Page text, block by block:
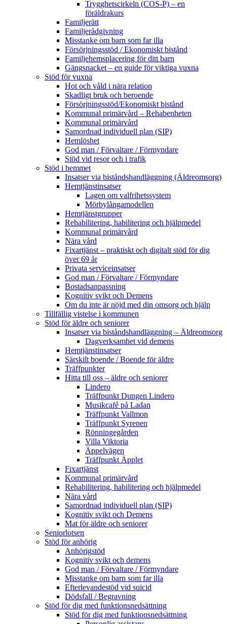
Trygghetscirkeln (COS-P) – en
föräldrakurs
Familjerätt
Familjerådgivning
Misstanke om barn som far illa
Försörjningsstöd / Ekonomiskt bistånd
Familjehemsplacering för ditt barn
Gängsnacket – en guide för viktiga vuxna
Stöd för vuxna
Hot och våld i nära relation
Skadligt bruk och beroende
Försörjningsstöd/Ekonomiskt bistånd
Kommunal primärvård – Rehabenheten
Kommunal primärvård
Samordnad individuell plan (SIP)
Hemlöshet
God man / Förvaltare / Förmyndare
Stöd vid resor och i trafik
Stöd i hemmet
Insatser via biståndshandläggning (Äldreomsorg)
Hemtjänstinsatser
Lagen om valfrihetssystem
Mörbylångamodellen
Hemtjänstgrupper
Rehabilitering, habilitering och hjälpmedel
Kommunal primärvård
Nära vård
Fixartjänst – praktiskt och digitalt stöd för dig
över 69 år
Privata serviceinsatser
God man / Förvaltare / Förmyndare
Bostadsanpassning
Kognitiv svikt och Demens
Om du inte är nöjd med din omsorg och hjälp
Tillfällig vistelse i kommunen
Stöd för äldre och seniorer
Insatser via biståndshandläggning – Äldreomsorg
Dagverksamhet vid demens
Hemtjänstinsatser
Särskilt boende / Boende för äldre
Träffpunkter
Hitta till oss – äldre och seniorer
Lindero
Träffpunkt Dungen Lindero
Musikcafé på Ladan
Träffpunkt Vallmon
Träffpunkt Syrenen
Rönningegården
Villa Viktoria
Äppelvägen
Träffpunkt Äpplet
Fixartjänst
Kommunal primärvård
Rehabilitering, habilitering och hjälpmedel
Nära vård
Samordnad individuell plan (SIP)
Kognitiv svikt och Demens
Mat för äldre och seniorer
Seniorlotsen
Stöd för anhörig
Anhörigstöd
Kognitiv svikt och demens
God man / Förvaltare / Förmyndare
Misstanke om barn som far illa
Efterlevandestöd vid suicid
Dödsfall / Begravning
Stöd för dig med funktionsnedsättning
Stöd för dig med funktionsnedsättning